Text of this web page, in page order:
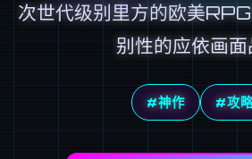
次世代级别里方的欧美
别性的应依画面
#神作 #攻